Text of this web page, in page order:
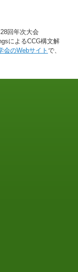
回年次大会
によるCCG構文解
会のWebサイト で、